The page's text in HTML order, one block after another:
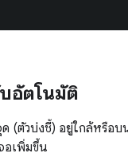
อัตโนมัติ
(ตัวบ่งชี้) อยู่ใกล้หรือบ
อเพิ่มขึ้น